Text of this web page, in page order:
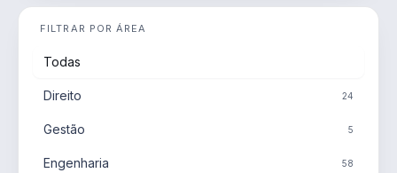
FILTRAR POR ÁREA
Todas
Direito 24
Gestão 5
Engenharia 58